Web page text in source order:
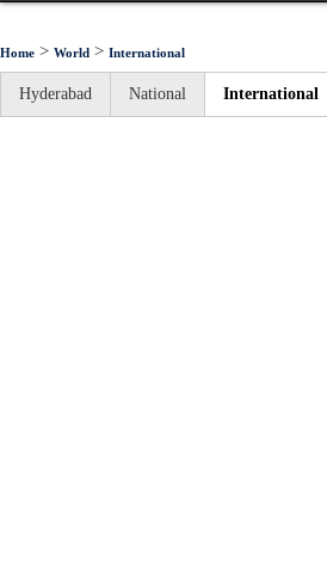
Home > World > International
Hyderabad National International